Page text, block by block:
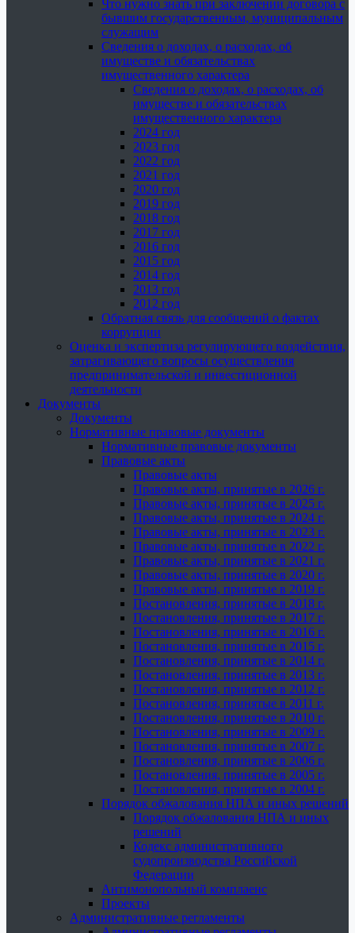
Что нужно знать при заключении договора с
бывшим государственным, муниципальным
служащим
Сведения о доходах, о расходах, об
имуществе и обязательствах
имущественного характера
Сведения о доходах, о расходах, об
имуществе и обязательствах
имущественного характера
2024 год
2023 год
2022 год
2021 год
2020 год
2019 год
2018 год
2017 год
2016 год
2015 год
2014 год
2013 год
2012 год
Обратная связь для сообщений о фактах
коррупции
Оценка и экспертиза регулирующего воздействия,
затрагивающего вопросы осуществления
предпринимательской и инвестиционной
деятельности
Документы
Документы
Нормативные правовые документы
Нормативные правовые документы
Правовые акты
Правовые акты
Правовые акты, принятые в 2026 г.
Правовые акты, принятые в 2025 г.
Правовые акты, принятые в 2024 г.
Правовые акты, принятые в 2023 г.
Правовые акты, принятые в 2022 г.
Правовые акты, принятые в 2021 г.
Правовые акты, принятые в 2020 г.
Правовые акты, принятые в 2019 г.
Постановления, принятые в 2018 г.
Постановления, принятые в 2017 г.
Постановления, принятые в 2016 г.
Постановления, принятые в 2015 г.
Постановления, принятые в 2014 г.
Постановления, принятые в 2013 г.
Постановления, принятые в 2012 г.
Постановления, принятые в 2011 г.
Постановления, принятые в 2010 г.
Постановления, принятые в 2009 г.
Постановления, принятые в 2007 г.
Постановления, принятые в 2006 г.
Постановления, принятые в 2005 г.
Постановления, принятые в 2004 г.
Порядок обжалования НПА и иных решений
Порядок обжалования НПА и иных
решений
Кодекс административного
судопроизводства Российской
Федерации
Антимонопольный комплаенс
Проекты
Административные регламенты